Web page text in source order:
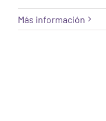
Más información